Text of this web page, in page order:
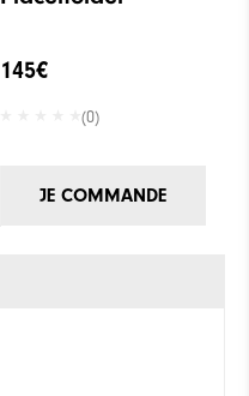
145€
(0)
JE COMMANDE